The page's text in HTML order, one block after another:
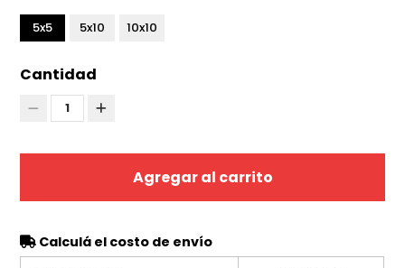
5x5 5x10 10x10
Cantidad
1
Agregar al carrito
Calculá el costo de envío